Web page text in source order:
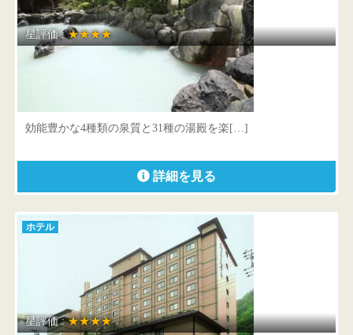
星評価 :★★★★
北海道 登別市登別温泉町65番地
効能豊かな4種類の泉質と31種の湯殿を楽[…]
詳細を見る
ホテル
星評価 :★★★★